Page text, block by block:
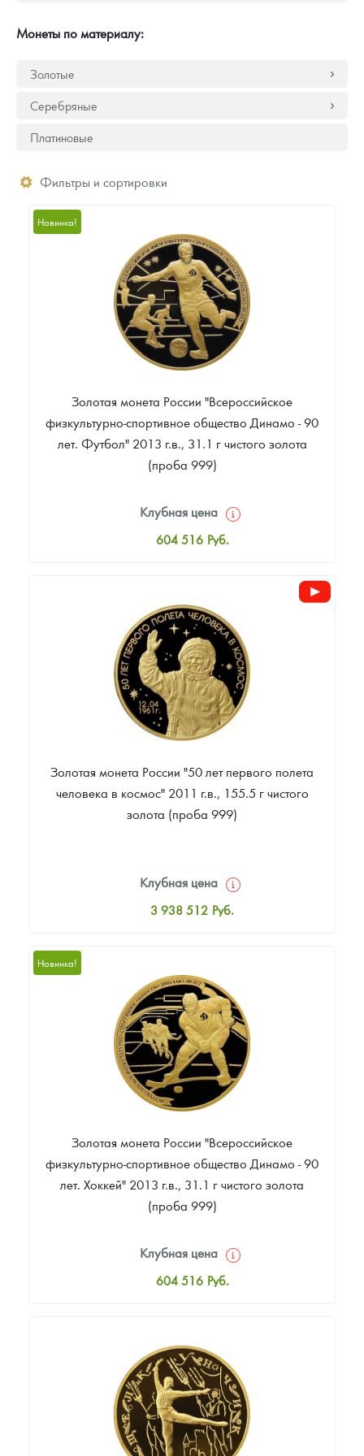
Золотая карманная галерея
Наборы подарочных и коллекционных монет
Монеты и жетоны из недрагоценных металлов
Монеты по материалу:
Золотые
Серебряные
Платиновые
Фильтры и сортировки
Новинка!
Золотая монета России "Всероссийское
физкультурно-спортивное общество Динамо - 90
лет. Футбол" 2013 г.в., 31.1 г чистого золота
(проба 999)
Клубная цена
604 516 Руб.
Цена выкупа
Звоните
Золотая монета России "50 лет первого полета
человека в космос" 2011 г.в., 155.5 г чистого
золота (проба 999)
Клубная цена
3 938 512 Руб.
Цена выкупа
Звоните
Новинка!
Золотая монета России "Всероссийское
физкультурно-спортивное общество Динамо - 90
лет. Хоккей" 2013 г.в., 31.1 г чистого золота
(проба 999)
Клубная цена
604 516 Руб.
Цена выкупа
Звоните